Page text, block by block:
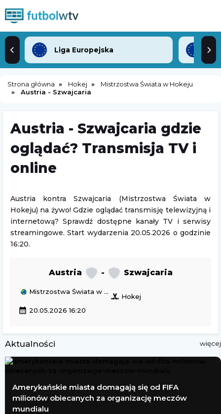
Liga Europejska
Strona główna Hokej
Mistrzostwa Świata w Hokeju
Austria - Szwajcaria
Austria - Szwajcaria gdzie
oglądać? Transmisja TV i
online
Austria kontra Szwajcaria (Mistrzostwa Świata w
Hokeju) na żywo! Gdzie oglądać transmisję telewizyjną i
internetową? Sprawdź dostępne kanały TV i serwisy
streamingowe. Start wydarzenia 20.05.2026 o godzinie
16:20.
Austria - Szwajcaria
Mistrzostwa Świata w Hokeju
sports_hockey Hokej
calendar_month 20.05.2026 16:20
Aktualności więcej
Amerykańskie miasta domagają się od FIFA
milionów obiecanych za organizację meczów
mundialu